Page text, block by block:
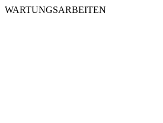
WARTUNGSARBEITEN